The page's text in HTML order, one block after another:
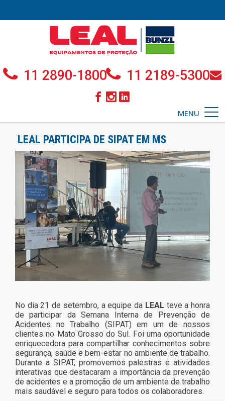
11 2890-1800 11 2189-5300
MENU
LEAL PARTICIPA DE SIPAT EM MS
No dia 21 de setembro, a equipe da LEALteve a honra
de participar da Semana Interna de Prevenção de
Acidentes no Trabalho (SIPAT) em um de nossos
clientes no Mato Grosso do Sul. Foi uma oportunidade
enriquecedora para compartilhar conhecimentos sobre
segurança, saúde e bem-estar no ambiente de trabalho.
Durante a SIPAT, promovemos palestras e atividades
interativas que destacaram a importância da prevenção
de acidentes e a promoção de um ambiente de trabalho
mais saudável e seguro para todos os colaboradores.